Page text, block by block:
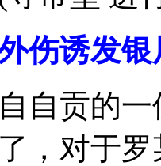
伤诱发
自贡的
，对于